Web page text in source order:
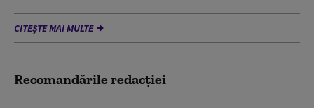
CITEȘTE MAI MULTE
Recomandările redacţiei